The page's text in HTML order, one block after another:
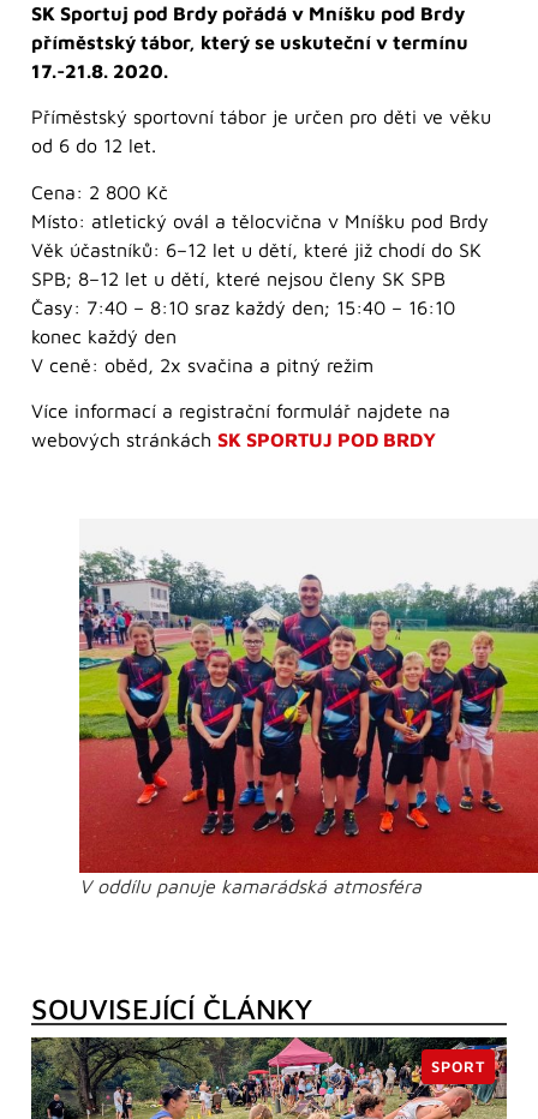
SK Sportuj pod Brdy pořádá v Mníšku pod Brdy
příměstský tábor, který se uskuteční v termínu
17.-21.8. 2020.
Příměstský sportovní tábor je určen pro děti ve věku
od 6 do 12 let.
Cena: 2 800 Kč
Místo: atletický ovál a tělocvična v Mníšku pod Brdy
Věk účastníků: 6–12 let u dětí, které již chodí do SK
SPB; 8–12 let u dětí, které nejsou členy SK SPB
Časy: 7:40 – 8:10 sraz každý den; 15:40 – 16:10
konec každý den
V ceně: oběd, 2x svačina a pitný režim
Více informací a registrační formulář najdete na
webových stránkách SK SPORTUJ POD BRDY
V oddílu panuje kamarádská atmosféra
SOUVISEJÍCÍ ČLÁNKY
SPORT